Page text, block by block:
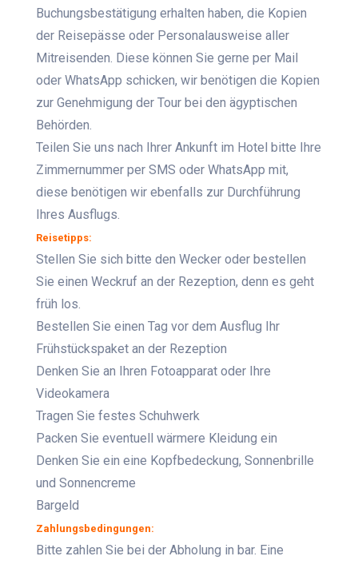
Buchungsbestätigung erhalten haben, die Kopien
der Reisepässe oder Personalausweise aller
Mitreisenden. Diese können Sie gerne per Mail
oder WhatsApp schicken, wir benötigen die Kopien
zur Genehmigung der Tour bei den ägyptischen
Behörden.
Teilen Sie uns nach Ihrer Ankunft im Hotel bitte Ihre
Zimmernummer per SMS oder WhatsApp mit,
diese benötigen wir ebenfalls zur Durchführung
Ihres Ausflugs.
Reisetipps:
Stellen Sie sich bitte den Wecker oder bestellen
Sie einen Weckruf an der Rezeption, denn es geht
früh los.
Bestellen Sie einen Tag vor dem Ausflug Ihr
Frühstückspaket an der Rezeption
Denken Sie an Ihren Fotoapparat oder Ihre
Videokamera
Tragen Sie festes Schuhwerk
Packen Sie eventuell wärmere Kleidung ein
Denken Sie ein eine Kopfbedeckung, Sonnenbrille
und Sonnencreme
Bargeld
Zahlungsbedingungen:
Bitte zahlen Sie bei der Abholung in bar. Eine